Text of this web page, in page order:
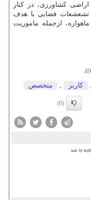
كشاورزی، در كنار
تشعشعات فضایی با هدف
ازجمله ماموریت
كاربر متخصص
(0)
جا شد